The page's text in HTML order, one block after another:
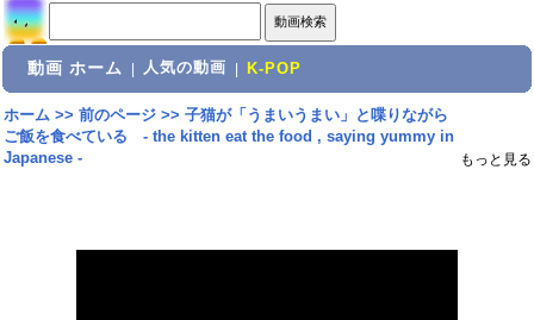
動画 ホーム 人気の動画 K-POP
ホーム>> 前のページ>> 子猫が「うまいうまい」と喋りながら
ご飯を食べている - the kitten eat the food , saying yummy in
Japanese -
もっと見る